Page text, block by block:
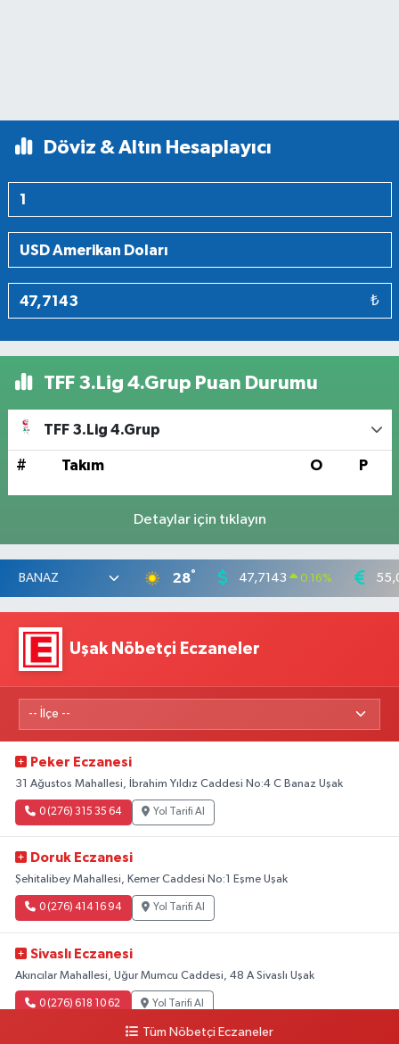
Döviz & Altın Hesaplayıcı
₺
TFF 3.Lig 4.Grup Puan Durumu
TFF 3.Lig 4.Grup
# Takım O P
Detaylar için tıklayın
28° 47,7143 0.16%
Uşak Nöbetçi Eczaneler
Peker Eczanesi
31 Ağustos Mahallesi, İbrahim Yıldız Caddesi No:4 C Banaz Uşak
0 (276) 315 35 64 Yol Tarifi Al
Doruk Eczanesi
Şehitalibey Mahallesi, Kemer Caddesi No:1 Eşme Uşak
0 (276) 414 16 94 Yol Tarifi Al
Sivaslı Eczanesi
Akıncılar Mahallesi, Uğur Mumcu Caddesi, 48 A Sivaslı Uşak
0 (276) 618 10 62 Yol Tarifi Al
Tüm Nöbetçi Eczaneler